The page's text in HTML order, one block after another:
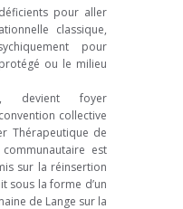
pour aller
classique,
pour
ou le milieu
devient foyer
collective
Thérapeutique de
est
sur la réinsertion
sous la forme d’un
de Lange sur la